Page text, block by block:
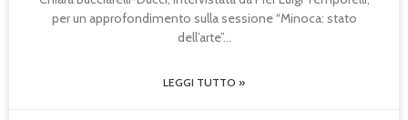
per un approfondimento sulla sessione “Minoca: stato
dell’arte”
LEGGI TUTTO »